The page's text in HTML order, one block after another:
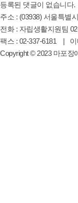
등록된 댓글이 없습니다.
주소 : (03938) 서울특별
전화 : 자립생활지원팀
팩스 : 02-337-6181 | 이
Copyright©2023 마포장